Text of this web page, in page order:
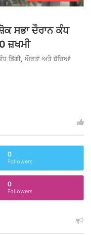
ਸਭਾ ਦੌਰਾਨ ਕੰਧ
ਜ਼ਖਮੀ
ਡਿੱਗੀ, ਔਰਤਾਂ ਅਤੇ ਬੱਚਿਆਂ
0
Followers
0
Followers